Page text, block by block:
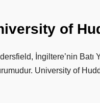
of
İngiltere’nin
University of